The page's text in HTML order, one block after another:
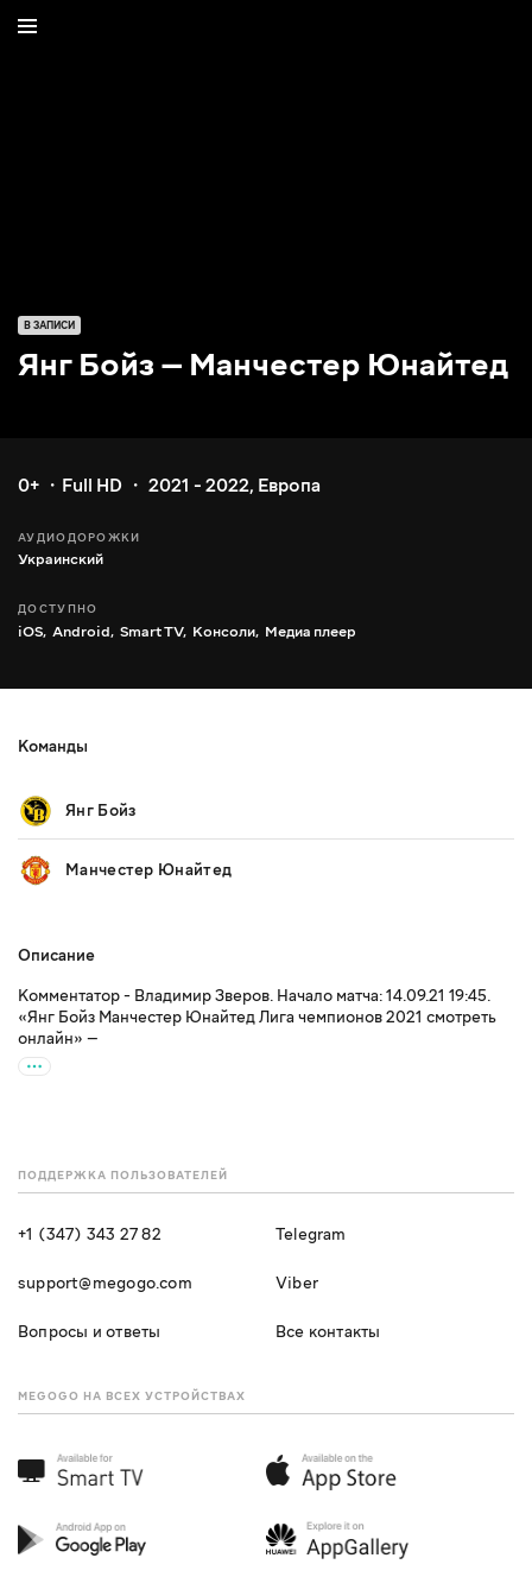
В ЗАПИСИ
Янг Бойз — Манчестер Юнайтед
0+ Full HD 2021 - 2022, Европа
АУДИОДОРОЖКИ
Украинский
ДОСТУПНО
iOS, Android, Smart TV, Консоли, Медиа плеер
Команды
Янг Бойз
Манчестер Юнайтед
Описание
Комментатор - Владимир Зверов. Начало матча: 14.09.21 19:45.
«Янг Бойз Манчестер Юнайтед Лига чемпионов 2021 смотреть
онлайн» —
ПОДДЕРЖКА ПОЛЬЗОВАТЕЛЕЙ
+1 (347) 343 27 82
support@megogo.com
Вопросы и ответы
Telegram
Viber
Все контакты
MEGOGO НА ВСЕХ УСТРОЙСТВАХ